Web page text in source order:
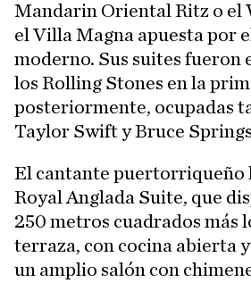
Mandarin Oriental Ritz o el
el Villa Magna apuesta por
moderno. Sus suites fueron
los Rolling Stones en la
posteriormente, ocupadas
Taylor Swift y Bruce
El cantante puertorriqueño
Royal Anglada Suite, que
250 metros cuadrados más
terraza, con cocina abierta
un amplio salón con